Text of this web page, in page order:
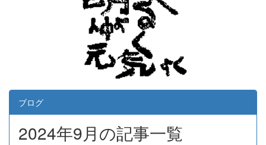
ブログ
2024年9月の記事一覧